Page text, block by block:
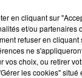
s'est
sur l'A34.
en cliquant sur
et/ou partenaires
refuser en cliquant
ne
vos choix, ou retirer
les cookies" situé